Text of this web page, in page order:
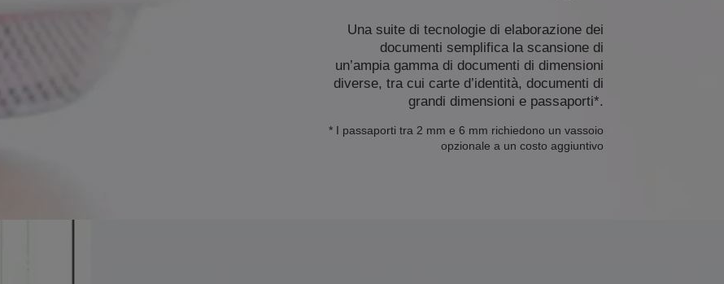
Una suite di tecnologie di elaborazione dei
documenti semplifica la scansione di
un’ampia gamma di documenti di dimensioni
diverse, tra cui carte d’identità, documenti di
grandi dimensioni e passaporti*.
* I passaporti tra 2 mm e 6 mm richiedono un vassoio
opzionale a un costo aggiuntivo